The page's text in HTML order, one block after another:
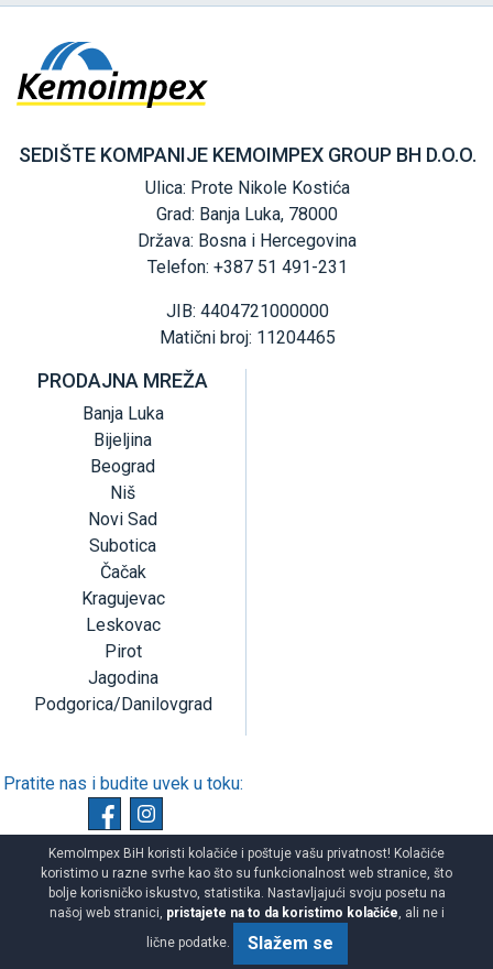
SEDIŠTE KOMPANIJE KEMOIMPEX GROUP BH D.O.O.
Ulica: Prote Nikole Kostića
Grad: Banja Luka, 78000
Država: Bosna i Hercegovina
Telefon: +387 51 491-231
JIB: 4404721000000
Matični broj: 11204465
PRODAJNA MREŽA
Banja Luka
Bijeljina
Beograd
Niš
Novi Sad
Subotica
Čačak
Kragujevac
Leskovac
Pirot
Jagodina
Podgorica/Danilovgrad
Pratite nas i budite uvek u toku:
Copyright © Kemoimpex Group BH d.o.o.
KemoImpex BiH.Sva prava zadržana
Developed by HALO
KemoImpex BiH koristi kolačiće i poštuje vašu privatnost! Kolačiće
koristimo u razne svrhe kao što su funkcionalnost web stranice, što
bolje korisničko iskustvo, statistika. Nastavljajući svoju posetu na
našoj web stranici, pristajete na to da koristimo kolačiće, ali ne i
lične podatke.
Slažem se